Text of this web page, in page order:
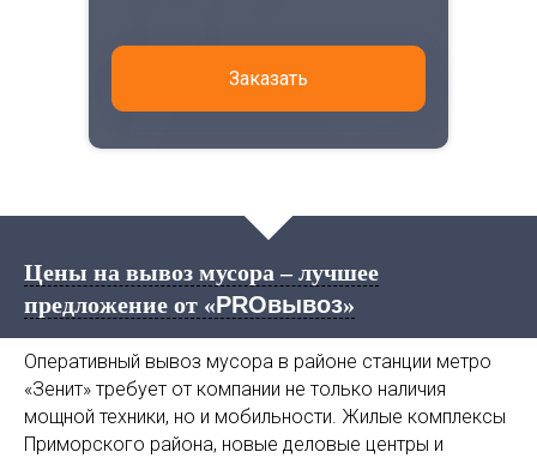
Заказать
Цены на вывоз мусора – лучшее
предложение от «PROвывоз»
Оперативный вывоз мусора в районе станции метро
«Зенит» требует от компании не только наличия
мощной техники, но и мобильности. Жилые комплексы
Приморского района, новые деловые центры и